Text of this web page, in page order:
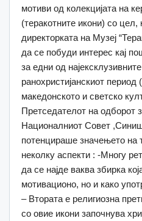
мотиви од колекцијата на
(теракотните икони) со цел,
директорката на Музеј
да се побуди интерес кај
за едни од
ранохристијанскиот
македонското и светско
Претседателот на одборот
Националниот Совет
потенцираше значењето на
неколку аспекти : -Многу
да се најде ваква збирка
мотивационо, но и како
– Втората е религиозна
со овие икони започнува